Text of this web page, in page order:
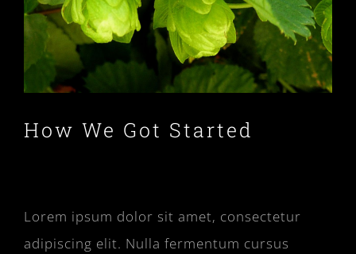
How We Got Started
Lorem ipsum dolor sit amet, consectetur
adipiscing elit. Nulla fermentum cursus